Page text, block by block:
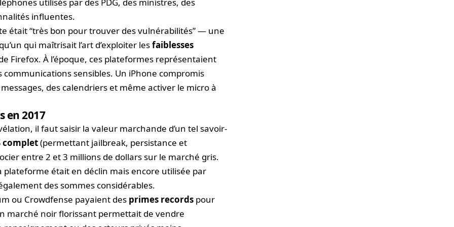
influentes.
était “très bon pour trouver des vulnérabilités” — une
qui maîtrisait l’art d’exploiter lesfaiblesses
Firefox. À l’époque, ces plateformes représentaient
sensibles. Un iPhone compromis
des calendriers et même activer le micro à
en 2017
il faut saisir la valeur marchande d’un tel savoir-
complet(permettant jailbreak, persistance et
entre 2 et 3 millions de dollars sur le marché gris.
plateforme était en déclin mais encore utilisée par
des sommes considérables.
ou Crowdfense payaient des primes records pour
marché noir florissant permettait de vendre